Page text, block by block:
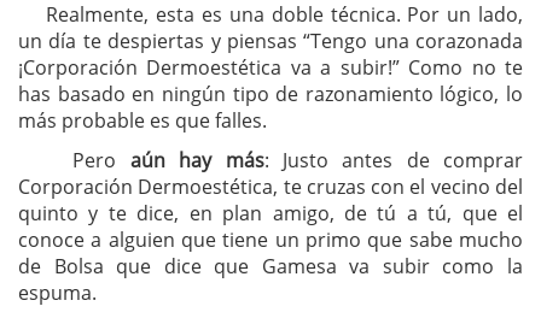
Realmente, esta es una doble técnica. Por un lado,
un día te despiertas y piensas “Tengo una corazonada
¡Corporación Dermoestética va a subir!” Como no te
has basado en ningún tipo de razonamiento lógico, lo
más probable es que falles.
Pero aún hay más: Justo antes de comprar
Corporación Dermoestética, te cruzas con el vecino del
quinto y te dice, en plan amigo, de tú a tú, que el
conoce a alguien que tiene un primo que sabe mucho
de Bolsa que dice que Gamesa va subir como la
espuma.